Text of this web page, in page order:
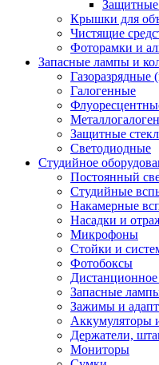
Крышки для
Чистящие
Фоторамки и
Запасные лампы и
Газоразрядные
Галогенные
Защитные
Светодиодные
Студийное
Постоянный
Студийные
Накамерные
Насадки и
Микрофоны
Стойки и
Фотобоксы
Запасные
Зажимы и
Аккумуляторы
Держатели,
Мониторы